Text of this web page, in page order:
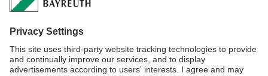
Datenschutzerklärung Impressum Hausordnung Sitemap
Barrierefreiheitserklärung